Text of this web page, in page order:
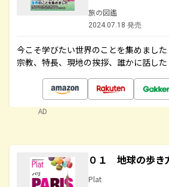
旅の図鑑
2024.07.18 発売
今こそ学びたい世界のことを集めました
宗教、特長、現地の挨拶、誰かに話した
AD
０１ 地球の歩
Plat